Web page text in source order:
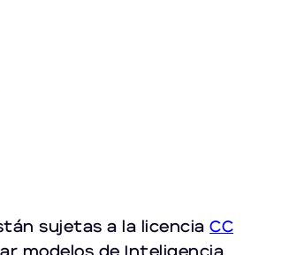
sujetas a la licencia CC